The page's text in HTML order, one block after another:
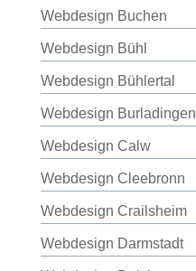
Webdesign Buchen
Webdesign Bühl
Webdesign Bühlertal
Webdesign Burladingen
Webdesign Calw
Webdesign Cleebronn
Webdesign Crailsheim
Webdesign Darmstadt